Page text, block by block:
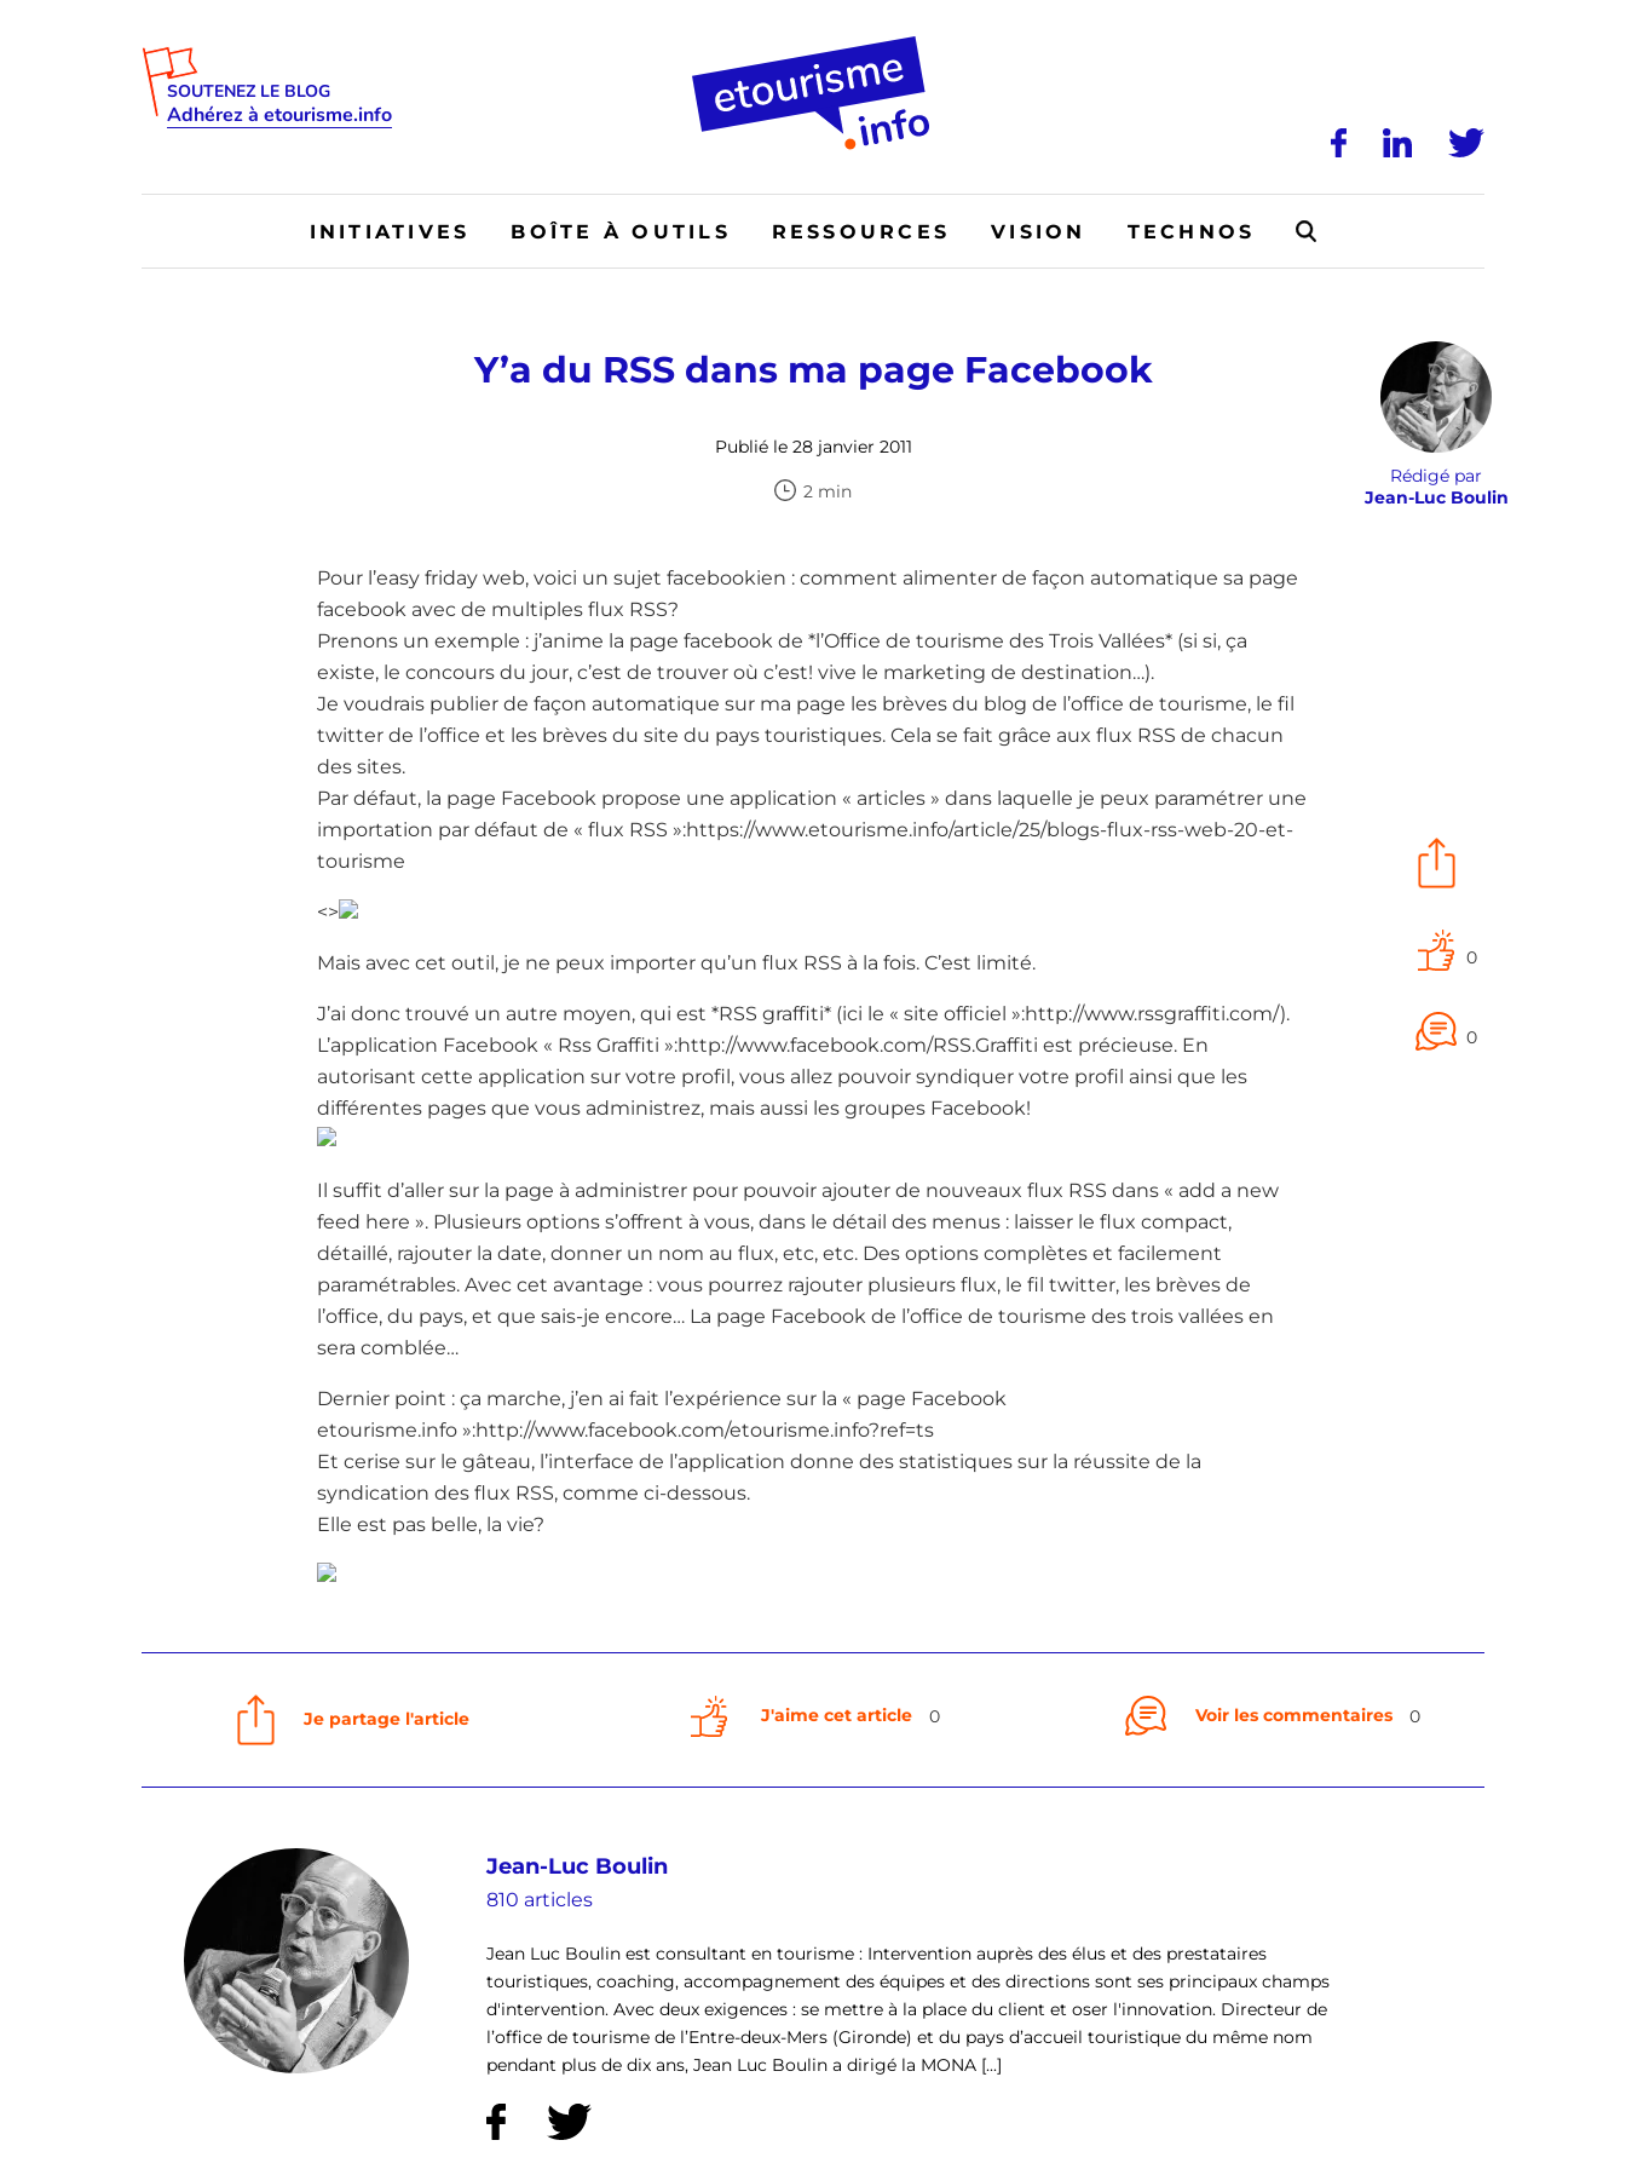
SOUTENEZ LE BLOG
Adhérez à etourisme.info
INITIATIVES BOÎTE À OUTILS RESSOURCES VISION TECHNOS
Y’a du RSS dans ma page Facebook
Publié le 28 janvier 2011
2 min
Rédigé par
Jean-Luc Boulin
0
0
Pour l’easy friday web, voici un sujet facebookien : comment alimenter de façon automatique sa page
facebook avec de multiples flux RSS?
Prenons un exemple : j’anime la page facebook de *l’Office de tourisme des Trois Vallées* (si si, ça
existe, le concours du jour, c’est de trouver où c’est! vive le marketing de destination…).
Je voudrais publier de façon automatique sur ma page les brèves du blog de l’office de tourisme, le fil
twitter de l’office et les brèves du site du pays touristiques. Cela se fait grâce aux flux RSS de chacun
des sites.
Par défaut, la page Facebook propose une application « articles » dans laquelle je peux paramétrer une
importation par défaut de « flux RSS »:https://www.etourisme.info/article/25/blogs-flux-rss-web-20-et-
tourisme
<>
Mais avec cet outil, je ne peux importer qu’un flux RSS à la fois. C’est limité.
J’ai donc trouvé un autre moyen, qui est *RSS graffiti* (ici le « site officiel »:http://www.rssgraffiti.com/).
L’application Facebook « Rss Graffiti »:http://www.facebook.com/RSS.Graffiti est précieuse. En
autorisant cette application sur votre profil, vous allez pouvoir syndiquer votre profil ainsi que les
différentes pages que vous administrez, mais aussi les groupes Facebook!
Il suffit d’aller sur la page à administrer pour pouvoir ajouter de nouveaux flux RSS dans « add a new
feed here ». Plusieurs options s’offrent à vous, dans le détail des menus : laisser le flux compact,
détaillé, rajouter la date, donner un nom au flux, etc, etc. Des options complètes et facilement
paramétrables. Avec cet avantage : vous pourrez rajouter plusieurs flux, le fil twitter, les brèves de
l’office, du pays, et que sais-je encore… La page Facebook de l’office de tourisme des trois vallées en
sera comblée…
Dernier point : ça marche, j’en ai fait l’expérience sur la « page Facebook
etourisme.info »:http://www.facebook.com/etourisme.info?ref=ts
Et cerise sur le gâteau, l’interface de l’application donne des statistiques sur la réussite de la
syndication des flux RSS, comme ci-dessous.
Elle est pas belle, la vie?
Je partage l'article J'aime cet article 0 Voir les commentaires 0
Jean-Luc Boulin
810 articles
Jean Luc Boulin est consultant en tourisme : Intervention auprès des élus et des prestataires
touristiques, coaching, accompagnement des équipes et des directions sont ses principaux champs
d'intervention. Avec deux exigences : se mettre à la place du client et oser l'innovation. Directeur de
l’office de tourisme de l’Entre-deux-Mers (Gironde) et du pays d’accueil touristique du même nom
pendant plus de dix ans, Jean Luc Boulin a dirigé la MONA [...]